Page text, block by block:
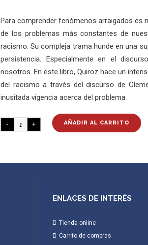
Para comprender fenómenos arraigados es
de los problemas más constantes de
racismo. Su compleja trama hunde en una
persistencia. Especialmente en el
nosotros. En este libro, Quiroz hace un
del racismo a través del discurso de
inusitada vigencia acerca del problema.
AÑADIR AL CARRITO
ENLACES DE INTERÉS
Tienda online
Carrito de compras